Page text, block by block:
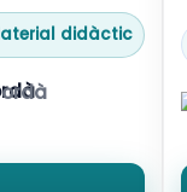
didàctic